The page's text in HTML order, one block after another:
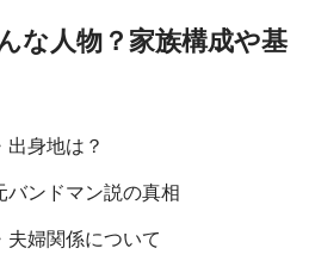
な人物？家族構成や基
身地は？
バンドマン説の真相
夫婦関係について